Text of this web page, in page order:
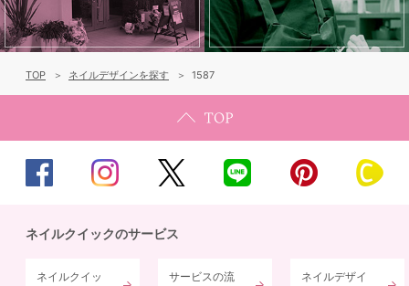
TOP ネイルデザインを探す 1587
ネイルクイックのサービス
ネイルクイッ
サービスの流
ネイルデザイ